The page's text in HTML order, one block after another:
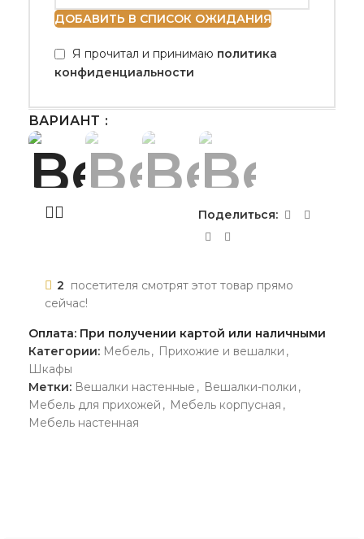
ДОБАВИТЬ В СПИСОК ОЖИДАНИЯ
Я прочитал и принимаю политика
конфиденциальности
ВАРИАНТ
Поделиться:
2 посетителя смотрят этот товар прямо
сейчас!
Оплата: При получении картой или наличными
Категории: Мебель, Прихожие и вешалки ,
Шкафы
Метки: Вешалки настенные , Вешалки-полки ,
Мебель для прихожей , Мебель корпусная ,
Мебель настенная